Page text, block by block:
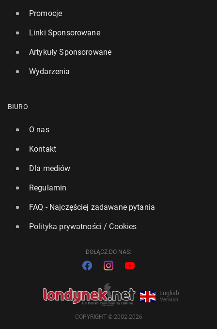
Promocje
Linki Sponsorowane
Artykuły Sponsorowane
Wydarzenia
BIURO
O nas
Kontakt
Dla mediów
Regulamin
FAQ - Najczęściej zadawane pytania
Polityka prywatności / Cookies
DOŁĄCZ DO NAS:
English
Version
COPYRIGHT © 2002-2026